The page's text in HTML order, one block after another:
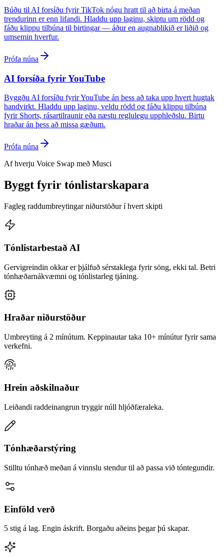
Búðu til AI forsíðu fyrir TikTok nógu hratt til að birta á meðan
trendurinn er enn lifandi. Hladdu upp laginu, skiptu um rödd og
fáðu klippu tilbúna til birtingar — áður en augnablikið er liðið og
umsemin hverfur.
Prófa núna
AI forsíða fyrir YouTube
Byggðu AI forsíðu fyrir YouTube án þess að taka upp hvert hugtak
handvirkt. Hladdu upp laginu, veldu rödd og fáðu klippu tilbúna
fyrir Shorts, rásartilraunir eða næstu reglulegu upphleðslu. Birtu
hraðar án þess að missa gæðum.
Prófa núna
Af hverju Voice Swap með Musci
Byggt fyrir tónlistarskapara
Fagleg raddumbreytingar niðurstöður í hvert skipti
Tónlistarbestað AI
Gervigreindin okkar er þjálfuð sérstaklega fyrir söng, ekki tal. Betri
tónhæðarnákvæmni og tónlistarleg tjáning.
Hraðar niðurstöður
Umbreyting á 2 mínútum. Keppinautar taka 10+ mínútur fyrir sama
verkefni.
Hrein aðskilnaður
Leiðandi raddeinangrun tryggir núll hljóðfæraleka.
Tónhæðarstýring
Stilltu tónhæð meðan á vinnslu stendur til að passa við tóntegundir.
Einföld verð
5 stig á lag. Engin áskrift. Borgaðu aðeins þegar þú skapar.